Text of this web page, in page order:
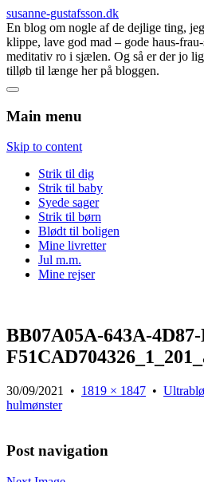
susanne-gustafsson.dk
En blog om nogle af de dejlige ting,
klippe, lave god mad – gode haus-
meditativ ro i sjælen. Og så er der jo
tilløb til længe her på bloggen.
Main menu
Skip to content
Strik til dig
Strik til baby
Syede sager
Strik til børn
Blødt til boligen
Mine livretter
Jul m.m.
Mine rejser
BB07A05A-643A-
30/09/2021 • 1819 × 1847 •
hulmønster
Post navigation